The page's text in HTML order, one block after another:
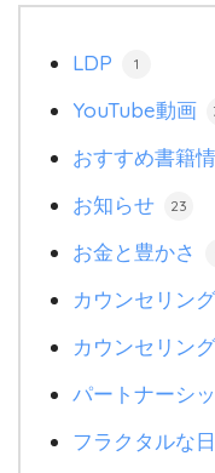
LDP 1
YouTube動画
おすすめ書籍
お知らせ 23
お金と豊かさ
カウンセリン
カウンセリン
パートナーシ
フラクタルな